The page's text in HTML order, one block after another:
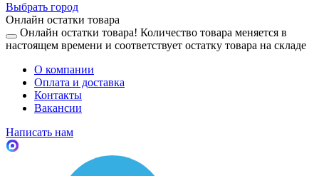
Выбрать город
Онлайн остатки товара
Онлайн остатки товара! Количество товара меняется в
настоящем времени и соответствует остатку товара на складе
О компании
Оплата и доставка
Контакты
Вакансии
Написать нам